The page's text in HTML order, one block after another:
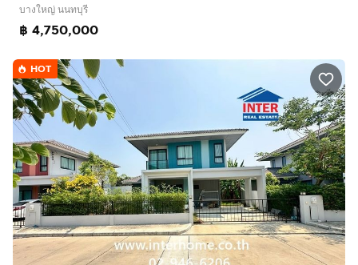
บางใหญ่ นนทบุรี
฿ 4,750,000
HOT